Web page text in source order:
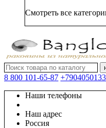
Смотреть все
8 800 101-65-87
Наши телефоны
Наш адрес
Россия